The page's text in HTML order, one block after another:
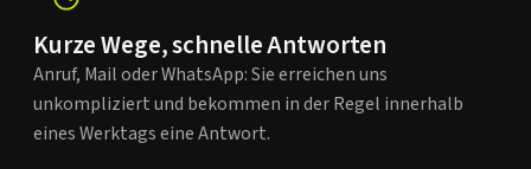
Kurze Wege, schnelle Antworten
Anruf, Mail oder WhatsApp: Sie erreichen uns
unkompliziert und bekommen in der Regel innerhalb
eines Werktags eine Antwort.